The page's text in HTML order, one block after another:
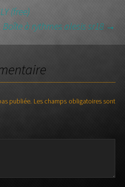
(free)
Boîte à rythmes alesis sr18 →
publiée. Les champs obligatoires sont